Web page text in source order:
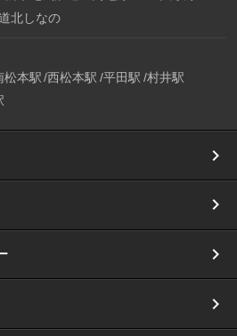
北しなの
松本駅 西松本駅 平田駅 村井駅